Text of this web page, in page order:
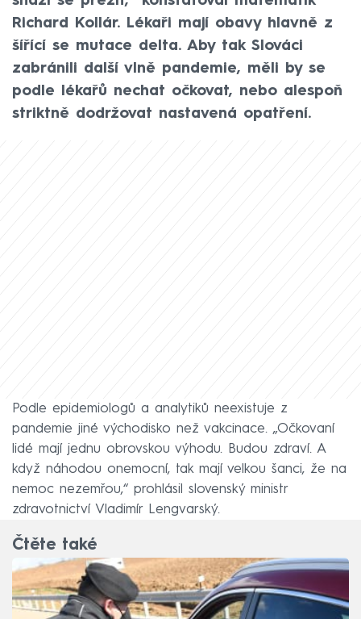
Richard Kollár. Lékaři mají obavy hlavně z
šířící se mutace delta. Aby tak Slováci
zabránili další vlně pandemie, měli by se
podle lékařů nechat očkovat, nebo alespoň
striktně dodržovat nastavená opatření.
Podle epidemiologů a analytiků neexistuje z
pandemie jiné východisko než vakcinace. „Očkovaní
lidé mají jednu obrovskou výhodu. Budou zdraví. A
když náhodou onemocní, tak mají velkou šanci, že na
nemoc nezemřou,“ prohlásil slovenský ministr
zdravotnictví Vladimír Lengvarský.
Čtěte také